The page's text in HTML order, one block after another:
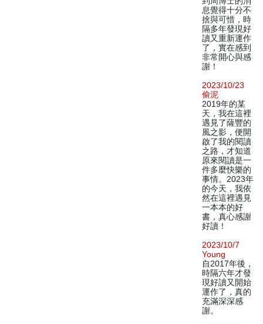
息覺得十分不
捨與可惜，時
隔多年發現好
讀又重新運作
了，實在感到
非常開心與感
謝！
2023/10/23
偷泥
2019年的某
天，我在這裡
遇見了薩豐的
風之影，便開
啟了我的閱讀
之路，才知道
原來閱讀是一
件多麼快樂的
事情。2023年
的今天，我依
然在這裡遇見
一本本的好
書，真心感謝
好讀！
2023/10/7
Young
自2017年後，
時隔六年才發
現好讀又開始
運作了，真的
充滿深深感
謝。